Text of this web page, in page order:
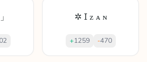
✲ Ɪ ᴢ ᴀ ɴ
+1259 -470